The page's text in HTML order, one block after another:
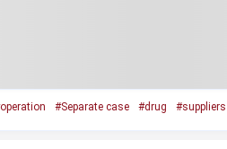
#Separate case #drug #suppliers